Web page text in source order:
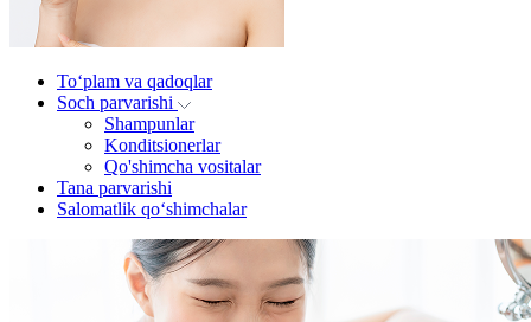
To‘plam va qadoqlar
Soch parvarishi
Shampunlar
Konditsionerlar
Qo'shimcha vositalar
Tana parvarishi
Salomatlik qo‘shimchalar